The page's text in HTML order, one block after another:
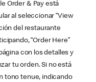
Order & Pay está
al seleccionar “View
del restaurante
“Order Here”
con los detalles y
tu orden. Si no está
tono tenue, indicando